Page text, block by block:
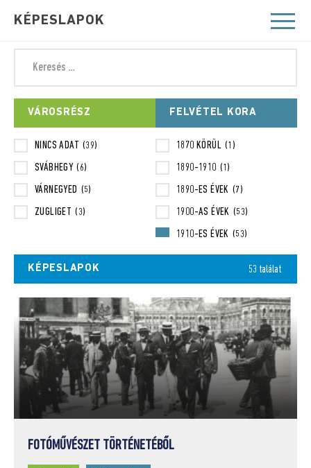
KÉPESLAPOK
VÁROSRÉSZ
NINCS ADAT (39)
SVÁBHEGY (6)
VÁRNEGYED (5)
ZUGLIGET (3)
FELVÉTEL KORA
1870 KÖRÜL (1)
1890-1910 (1)
1890-ES ÉVEK (7)
1900-AS ÉVEK (53)
1910-ES ÉVEK (53)
1910-ES ÉVEK ELEJE (1)
1930-AS ÉVEK (11)
1938 (1)
1940-ES ÉVEK (14)
1940-ES ÉVEK ELSŐ FELE (1)
1943 (?)
1950-ES ÉVEK
KÉPESLAPOK 53 találat
FOTÓMŰVÉSZET TÖRTÉNETÉBŐL